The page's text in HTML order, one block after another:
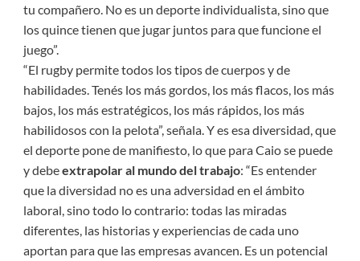
tu compañero. No es un deporte individualista, sino que
los quince tienen que jugar juntos para que funcione el
juego”.
“El rugby permite todos los tipos de cuerpos y de
habilidades. Tenés los más gordos, los más flacos, los más
bajos, los más estratégicos, los más rápidos, los más
habilidosos con la pelota”, señala. Y es esa diversidad, que
el deporte pone de manifiesto, lo que para Caio se puede
y debeextrapolar al mundo del trabajo: “Es entender
que la diversidad no es una adversidad en el ámbito
laboral, sino todo lo contrario: todas las miradas
diferentes, las historias y experiencias de cada uno
aportan para que las empresas avancen. Es un potencial